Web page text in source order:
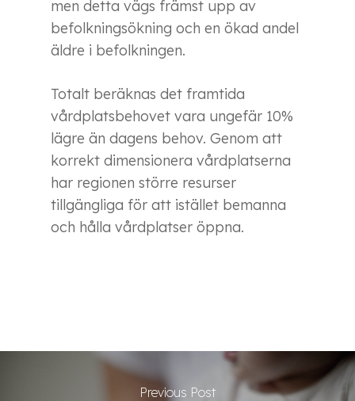
men detta vägs främst upp av
befolkningsökning och en ökad andel
äldre i befolkningen.
Totalt beräknas det framtida
vårdplatsbehovet vara ungefär 10%
lägre än dagens behov. Genom att
korrekt dimensionera vårdplatserna
har regionen större resurser
tillgängliga för att istället bemanna
och hålla vårdplatser öppna.
Previous Post